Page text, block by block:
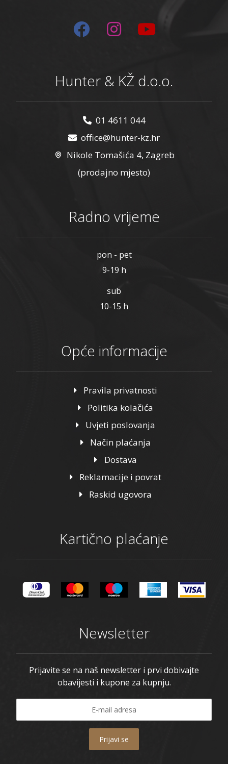
Hunter & KŽ d.o.o.
01 4611 044
office@hunter-kz.hr
Nikole Tomašića 4, Zagreb
(prodajno mjesto)
Radno vrijeme
pon - pet
9-19 h
sub
10-15 h
Opće informacije
Pravila privatnosti
Politika kolačića
Uvjeti poslovanja
Način plaćanja
Dostava
Reklamacije i povrat
Raskid ugovora
Kartično plaćanje
Newsletter
Prijavite se na naš newsletter i prvi dobivajte
obavijesti i kupone za kupnju.
Prijavi se